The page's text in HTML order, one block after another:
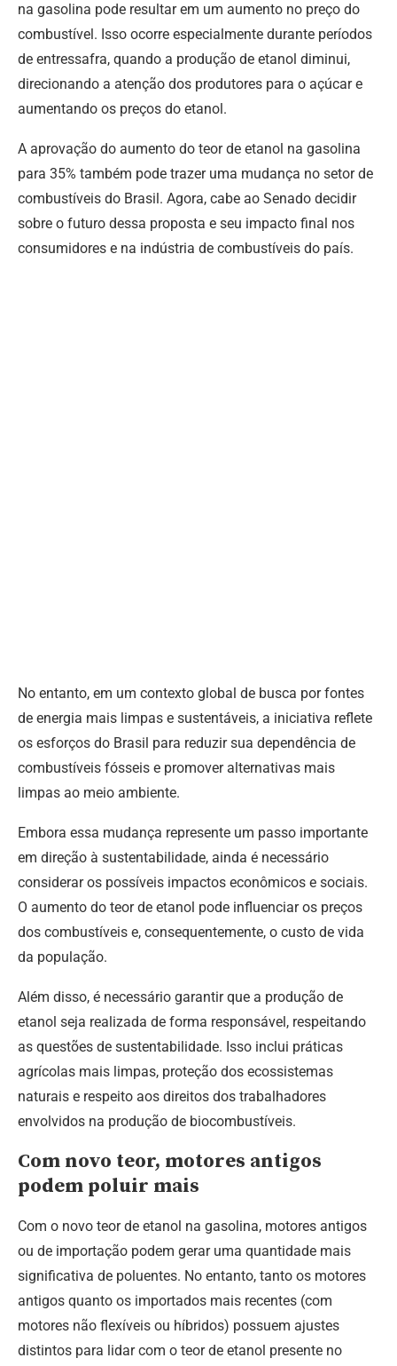
na gasolina pode resultar em um aumento no preço do
combustível. Isso ocorre especialmente durante períodos
de entressafra, quando a produção de etanol diminui,
direcionando a atenção dos produtores para o açúcar e
aumentando os preços do etanol.
A aprovação do aumento do teor de etanol na gasolina
para 35% também pode trazer uma mudança no setor de
combustíveis do Brasil. Agora, cabe ao Senado decidir
sobre o futuro dessa proposta e seu impacto final nos
consumidores e na indústria de combustíveis do país.
No entanto, em um contexto global de busca por fontes
de energia mais limpas e sustentáveis, a iniciativa reflete
os esforços do Brasil para reduzir sua dependência de
combustíveis fósseis e promover alternativas mais
limpas ao meio ambiente.
Embora essa mudança represente um passo importante
em direção à sustentabilidade, ainda é necessário
considerar os possíveis impactos econômicos e sociais.
O aumento do teor de etanol pode influenciar os preços
dos combustíveis e, consequentemente, o custo de vida
da população.
Além disso, é necessário garantir que a produção de
etanol seja realizada de forma responsável, respeitando
as questões de sustentabilidade. Isso inclui práticas
agrícolas mais limpas, proteção dos ecossistemas
naturais e respeito aos direitos dos trabalhadores
envolvidos na produção de biocombustíveis.
Com novo teor, motores antigos
podem poluir mais
Com o novo teor de etanol na gasolina, motores antigos
ou de importação podem gerar uma quantidade mais
significativa de poluentes. No entanto, tanto os motores
antigos quanto os importados mais recentes (com
motores não flexíveis ou híbridos) possuem ajustes
distintos para lidar com o teor de etanol presente no